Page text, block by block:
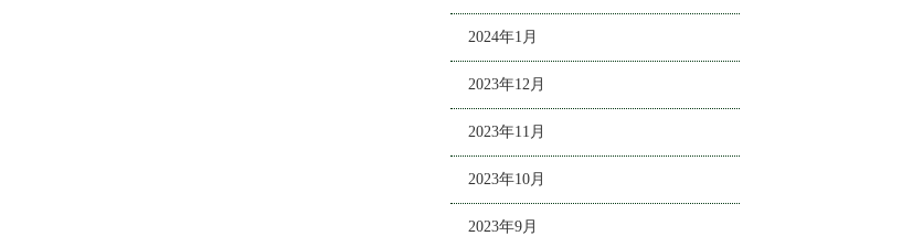
2024年1月
2023年12月
2023年11月
2023年10月
2023年9月